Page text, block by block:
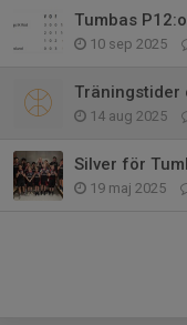
10 sep 2025
14 aug 2025
Silver för
19 maj 2025